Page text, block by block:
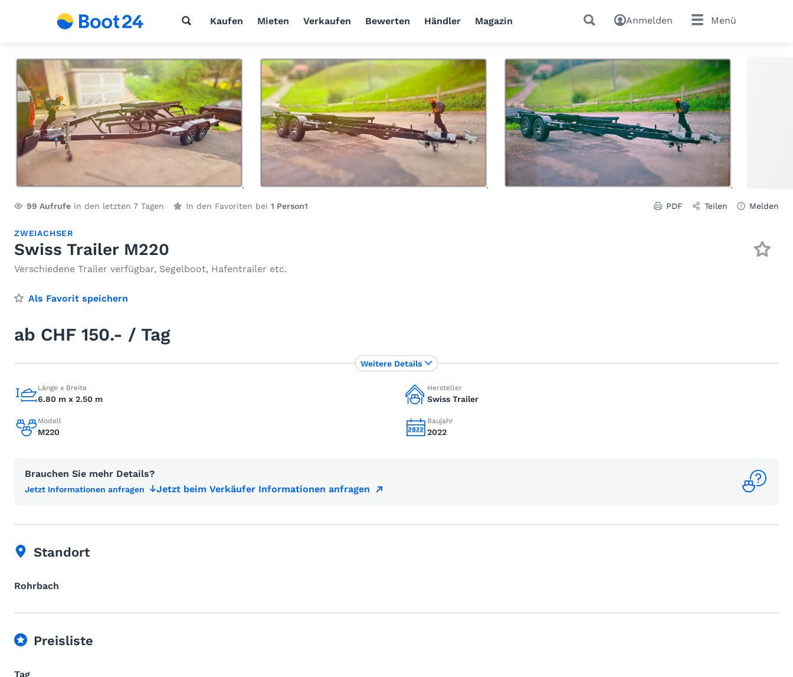
Kaufen Mieten Verkaufen Bewerten Händler Magazin Anmelden Menü
99 Aufrufe in den letzten 7 Tagen In den Favoriten bei 1 Person1 PDF Teilen Melden
ZWEIACHSER
Swiss Trailer M220
Verschiedene Trailer verfügbar, Segelboot, Hafentrailer etc.
Als Favorit speichern
ab CHF 150.- / Tag
Länge x Breite
6.80 m x 2.50 m
Hersteller
Swiss Trailer
Modell
M220
Baujahr
2022
Brauchen Sie mehr Details?
Jetzt Informationen anfragen Jetzt beim Verkäufer Informationen anfragen
Weitere Details
Standort
Rohrbach
Preisliste
Tag